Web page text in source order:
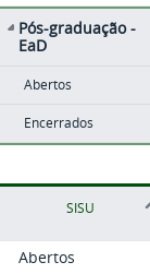
Pós-graduação -
EaD
Abertos
Encerrados
SISU
Abertos